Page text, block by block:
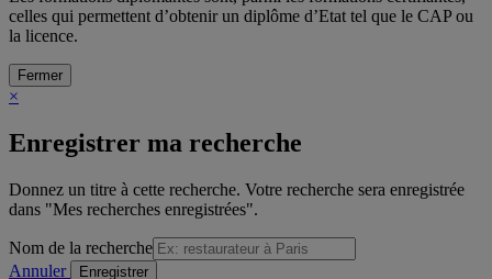
celles qui permettent d’obtenir un diplôme d’Etat tel que le CAP ou
la licence.
Fermer
×
Enregistrer ma recherche
Donnez un titre à cette recherche. Votre recherche sera enregistrée
dans "Mes recherches enregistrées".
Nom de la recherche
Annuler